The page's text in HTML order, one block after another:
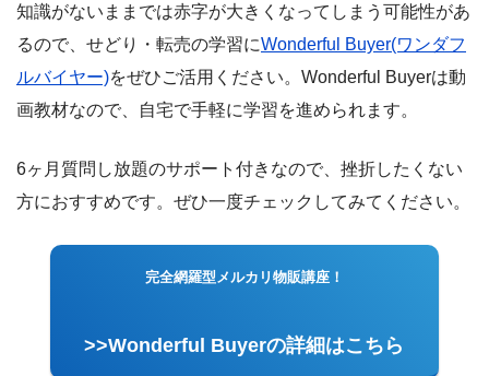
知識がないままでは赤字が大きくなってしまう可能性があ
るので、せどり・転売の学習にWonderful Buyer(ワンダフ
ルバイヤー)をぜひご活用ください。Wonderful Buyerは動
画教材なので、自宅で手軽に学習を進められます。
6ヶ月質問し放題のサポート付きなので、挫折したくない
方におすすめです。ぜひ一度チェックしてみてください。
完全網羅型メルカリ物販講座！
>>Wonderful Buyerの詳細はこちら